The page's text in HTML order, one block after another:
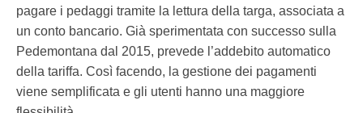
pagare i pedaggi tramite la lettura della targa, associata a
un conto bancario. Già sperimentata con successo sulla
Pedemontana dal 2015, prevede l’addebito automatico
della tariffa. Così facendo, la gestione dei pagamenti
viene semplificata e gli utenti hanno una maggiore